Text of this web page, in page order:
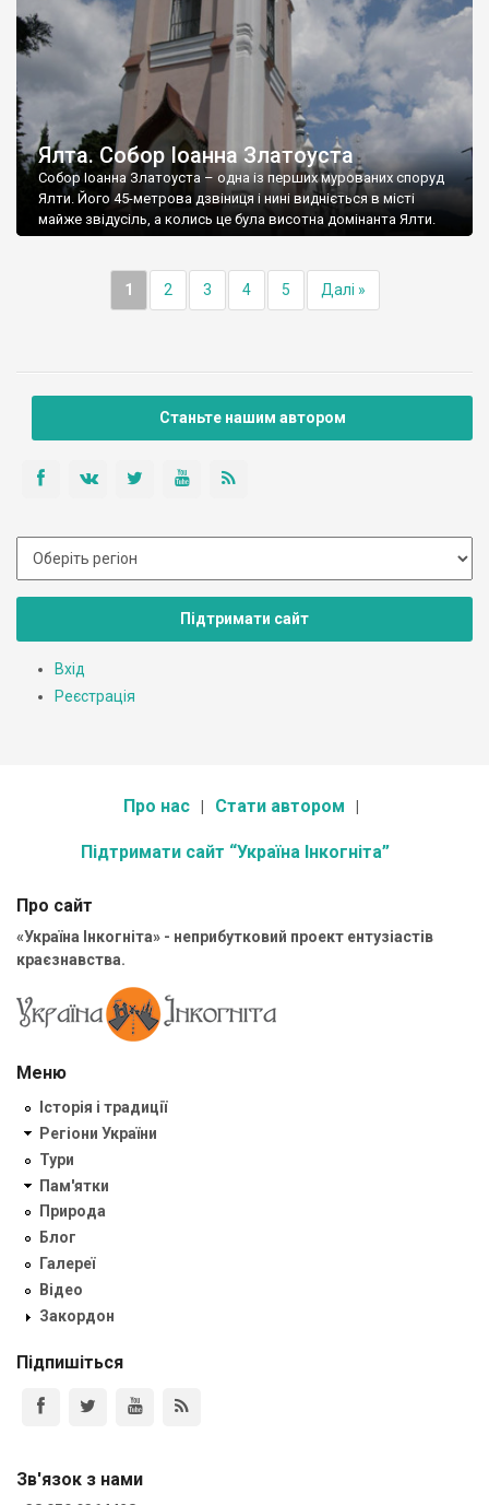
Ялта. Собор Іоанна Златоуста
Собор Іоанна Златоуста – одна із перших мурованих споруд
Ялти. Його 45-метрова дзвіниця і нині видніється в місті
майже звідусіль, а колись це була висотна домінанта Ялти.
1 2 3 4 5 Далі »
Станьте нашим автором
Підтримати сайт
Вхід
Реєстрація
Про нас Стати автором
Підтримати сайт “Україна Інкогніта”
Про сайт
«Україна Інкогніта» - неприбутковий проект ентузіастів
краєзнавства.
Меню
Історія і традиції
Регіони України
Тури
Пам'ятки
Природа
Блог
Галереї
Відео
Закордон
Підпишіться
Зв'язок з нами